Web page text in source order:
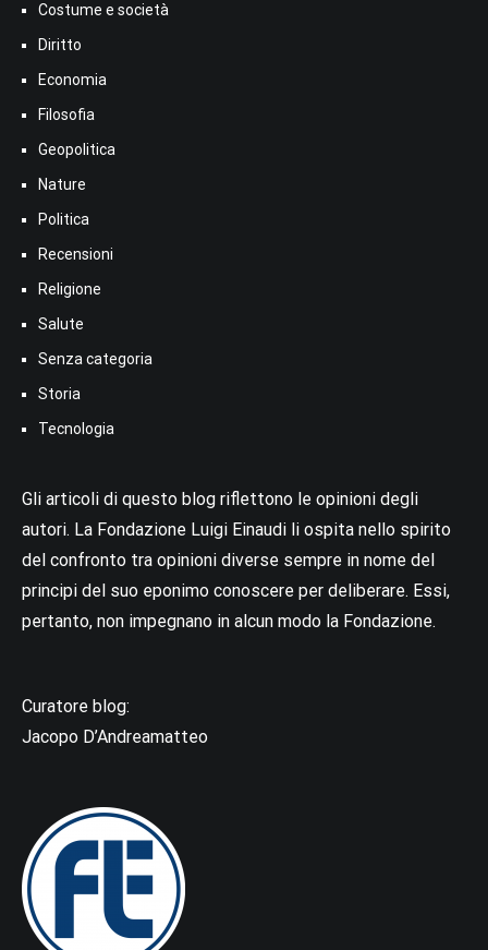
Costume e società
Diritto
Economia
Filosofia
Geopolitica
Nature
Politica
Recensioni
Religione
Salute
Senza categoria
Storia
Tecnologia
Gli articoli di questo blog riflettono le opinioni degli
autori. La Fondazione Luigi Einaudi li ospita nello spirito
del confronto tra opinioni diverse sempre in nome del
principi del suo eponimo conoscere per deliberare. Essi,
pertanto, non impegnano in alcun modo la Fondazione.
Curatore blog:
Jacopo D’Andreamatteo